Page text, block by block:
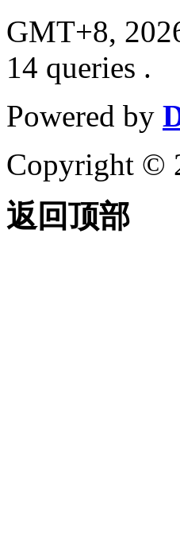
GMT+8,
14 queries .
Powered by
Copyright ©
返回顶部